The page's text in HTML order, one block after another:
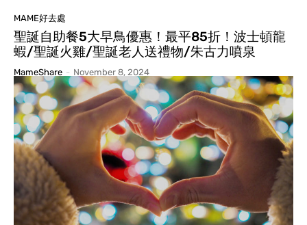
MAME好去處
聖誕自助餐5大早鳥優惠！最平85折！波士頓龍
蝦/聖誕火雞/聖誕老人送禮物/朱古力噴泉
MameShare - November 8, 2024